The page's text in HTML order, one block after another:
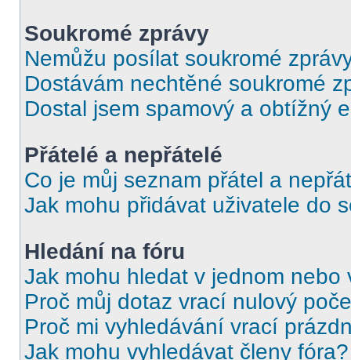
Soukromé zprávy
Nemůžu posílat soukromé
Dostávám nechtěné soukromé
Dostal jsem spamový a obtížný
Přátelé a nepřátelé
Co je můj seznam přátel a
Jak mohu přidávat uživatele do
Hledání na fóru
Jak mohu hledat v jednom nebo
Proč můj dotaz vrací nulový
Proč mi vyhledávání vrací
Jak mohu vyhledávat členy fóra?